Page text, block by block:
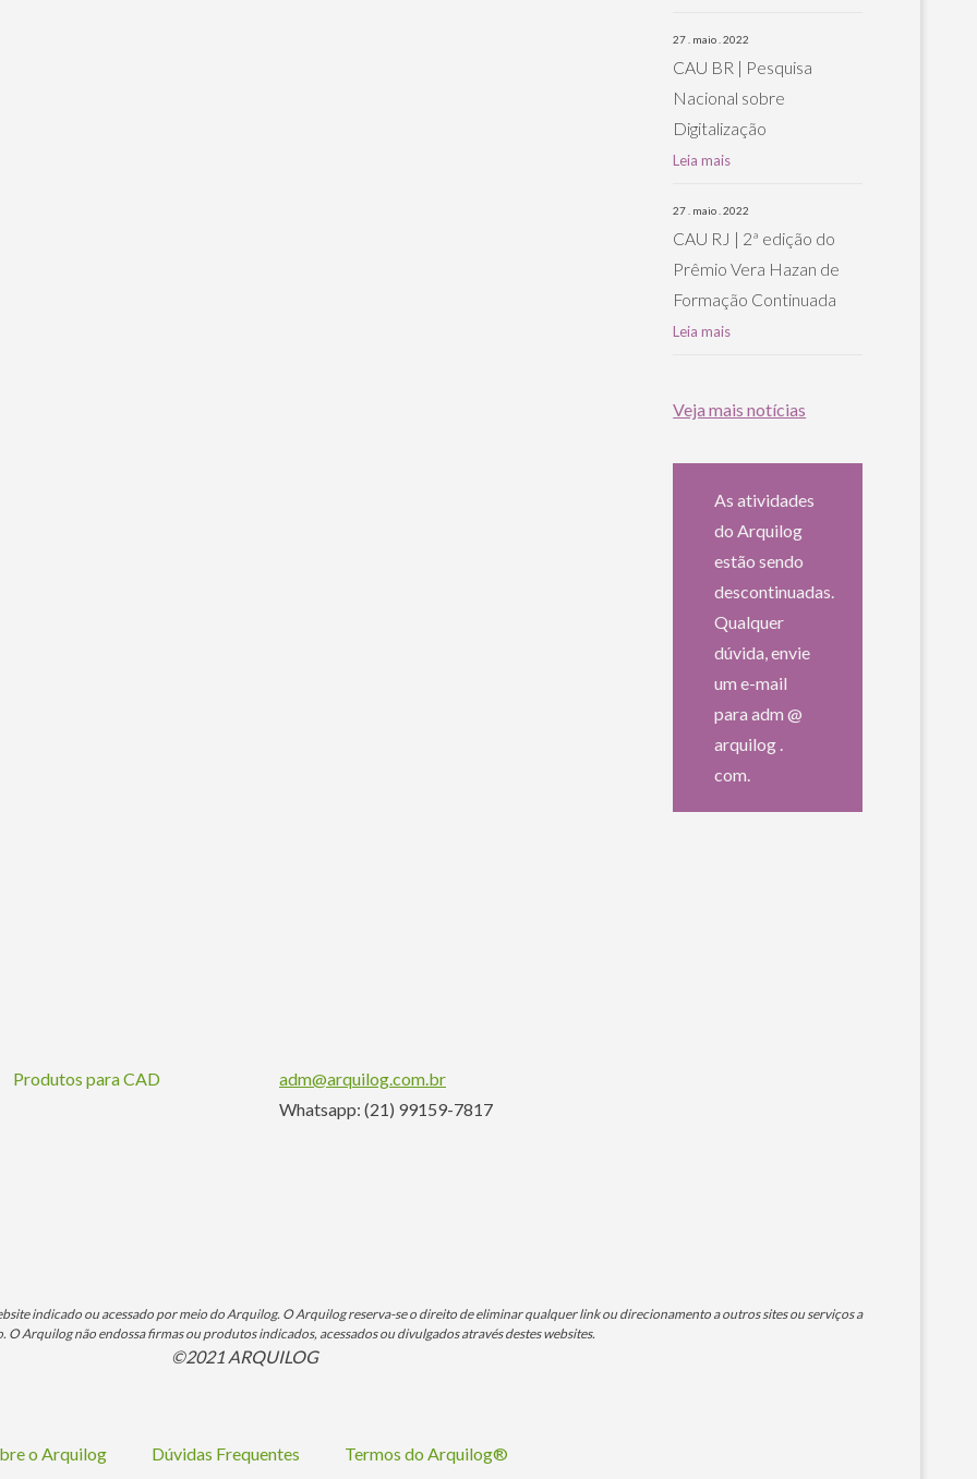
27 . maio . 2022
CAU BR | Pesquisa
Nacional sobre
Digitalização
Leia mais
27 . maio . 2022
CAU RJ | 2ª edição do
Prêmio Vera Hazan de
Formação Continuada
Leia mais
Veja mais notícias
As atividades
do Arquilog
estão sendo
descontinuadas.
Qualquer
dúvida, envie
um e-mail
para adm @
arquilog .
com.
Produtos para CAD
adm@arquilog.com.br
Whatsapp: (21) 99159-7817
indicado ou acessado por meio do Arquilog. O Arquilog reserva-se o direito de eliminar qualquer link ou direcionamento a outros sites ou serviços a
O Arquilog não endossa firmas ou produtos indicados, acessados ou divulgados através destes websites.
©2021 ARQUILOG
o Arquilog Dúvidas Frequentes Termos do Arquilog®